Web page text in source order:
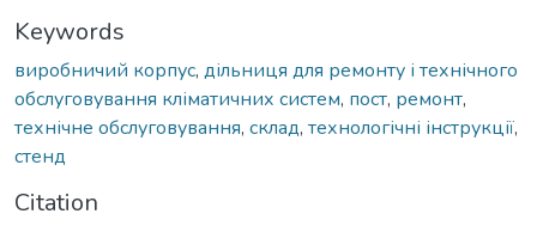
Keywords
виробничий корпус, дільниця для ремонту і технічного
обслуговування кліматичних систем, пост, ремонт,
технічне обслуговування, склад, технологічні інструкції,
стенд
Citation